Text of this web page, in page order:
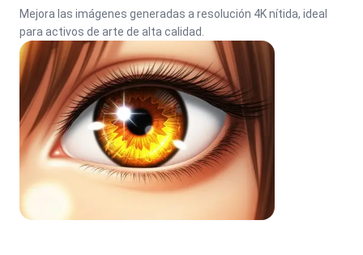
Mejora las imágenes generadas a resolución 4K nítida, ideal
para activos de arte de alta calidad.